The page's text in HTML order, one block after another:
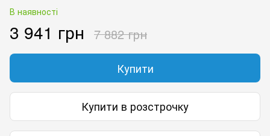
В наявності
3 941 грн 7 882 грн
Купити
Купити в розстрочку